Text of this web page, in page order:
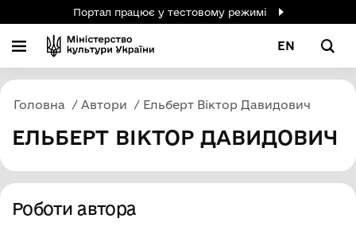
Портал працює у тестовому режимі
EN
Головна Автори Ельберт Віктор Давидович
ЕЛЬБЕРТ ВІКТОР ДАВИДОВИЧ
Роботи автора